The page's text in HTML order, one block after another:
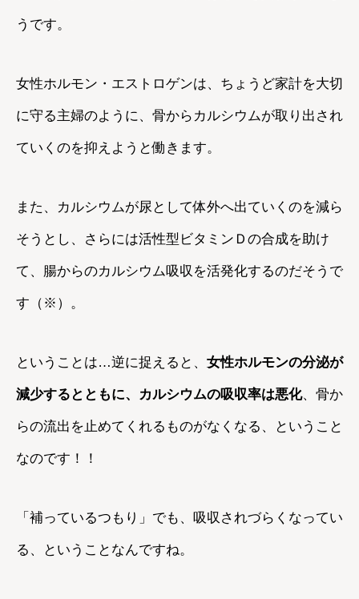
うです。
女性ホルモン・エストロゲンは、ちょうど家計を大切
に守る主婦のように、骨からカルシウムが取り出され
ていくのを抑えようと働きます。
また、カルシウムが尿として体外へ出ていくのを減ら
そうとし、さらには活性型ビタミンＤの合成を助け
て、腸からのカルシウム吸収を活発化するのだそうで
す（※）。
ということは…逆に捉えると、 女性ホルモンの分泌が
減少するとともに、カルシウムの吸収率は悪化、骨か
らの流出を止めてくれるものがなくなる、ということ
なのです！！
「補っているつもり」でも、吸収されづらくなってい
る、ということなんですね。